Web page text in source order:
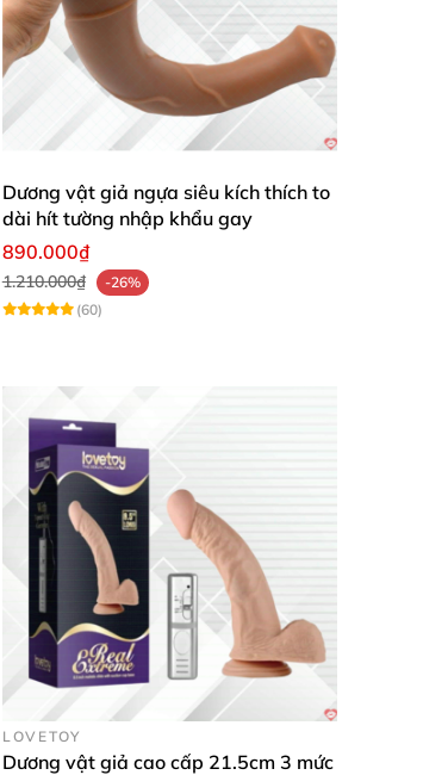
Dương vật giả ngựa siêu kích thích to
dài hít tường nhập khẩu gay
890.000₫
1.210.000₫
-26%
(60)
LOVETOY
Dương vật giả cao cấp 21.5cm 3 mức